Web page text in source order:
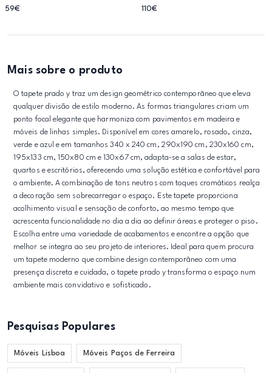
59€ 110€
Mais sobre o produto
O tapete prado y traz um design geométrico contemporâneo que eleva
qualquer divisão de estilo moderno. As formas triangulares criam um
ponto focal elegante que harmoniza com pavimentos em madeira e
móveis de linhas simples. Disponível em cores amarelo, rosado, cinza,
verde e azul e em tamanhos 340 x 240 cm, 290x190 cm, 230x160 cm,
195x133 cm, 150x80 cm e 130x67 cm, adapta-se a salas de estar,
quartos e escritórios, oferecendo uma solução estética e confortável para
o ambiente. A combinação de tons neutros com toques cromáticos realça
a decoração sem sobrecarregar o espaço. Este tapete proporciona
acolhimento visual e sensação de conforto, ao mesmo tempo que
acrescenta funcionalidade no dia a dia ao definir áreas e proteger o piso.
Escolha entre uma variedade de acabamentos e encontre a opção que
melhor se integra ao seu projeto de interiores. Ideal para quem procura
um tapete moderno que combine design contemporâneo com uma
presença discreta e cuidada, o tapete prado y transforma o espaço num
ambiente mais convidativo e sofisticado.
Pesquisas Populares
Móveis Lisboa Móveis Paços de Ferreira